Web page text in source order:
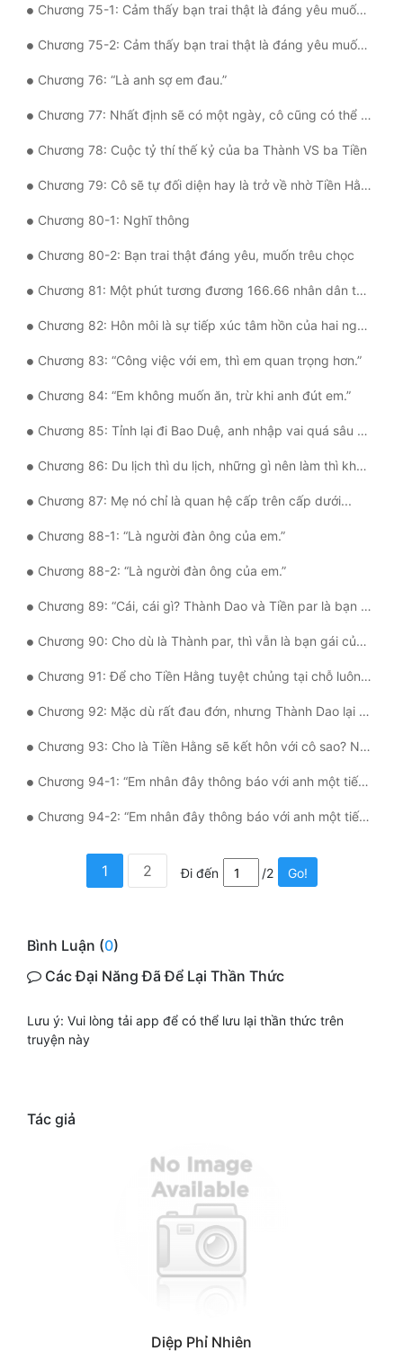
Chương 75-1: Cảm thấy bạn trai thật là đáng yêu muốn hôn thì làm thế nào?
Chương 75-2: Cảm thấy bạn trai thật là đáng yêu muốn hôn thì làm thế nào?
Chương 76: “Là anh sợ em đau.”
Chương 77: Nhất định sẽ có một ngày, cô cũng có thể sóng vai đi với Tiền Hằng
Chương 78: Cuộc tỷ thí thế kỷ của ba Thành VS ba Tiền
Chương 79: Cô sẽ tự đối diện hay là trở về nhờ Tiền Hằng giúp đỡ?
Chương 80-1: Nghĩ thông
Chương 80-2: Bạn trai thật đáng yêu, muốn trêu chọc
Chương 81: Một phút tương đương 166.66 nhân dân tệ vô hạn của Tiền Hằng, bực đến die
Chương 82: Hôn môi là sự tiếp xúc tâm hồn của hai người ở đầu lưỡi
Chương 83: “Công việc với em, thì em quan trọng hơn.”
Chương 84: “Em không muốn ăn, trừ khi anh đút em.”
Chương 85: Tỉnh lại đi Bao Duệ, anh nhập vai quá sâu rồi!
Chương 86: Du lịch thì du lịch, những gì nên làm thì không thể quên
Chương 87: Mẹ nó chỉ là quan hệ cấp trên cấp dưới...
Chương 88-1: “Là người đàn ông của em.”
Chương 88-2: “Là người đàn ông của em.”
Chương 89: “Cái, cái gì? Thành Dao và Tiền par là bạn trai bạn gái???”
Chương 90: Cho dù là Thành par, thì vẫn là bạn gái của anh
Chương 91: Để cho Tiền Hằng tuyệt chủng tại chỗ luôn đi!
Chương 92: Mặc dù rất đau đớn, nhưng Thành Dao lại học được một bài học
Chương 93: Cho là Tiền Hằng sẽ kết hôn với cô sao? Nằm mơ đi
Chương 94-1: “Em nhân đây thông báo với anh một tiếng, anh bị đuổi việc rồi.”
Chương 94-2: “Em nhân đây thông báo với anh một tiếng, anh bị đuổi việc rồi.”
1 2 Đi đến /2 Go!
Bình Luận (0)
Các Đại Năng Đã Để Lại Thần Thức
Lưu ý: Vui lòng tải app để có thể lưu lại thần thức trên
truyện này
Tác giả
Diệp Phỉ Nhiên